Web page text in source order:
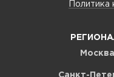
Политика
Москва
Санкт-